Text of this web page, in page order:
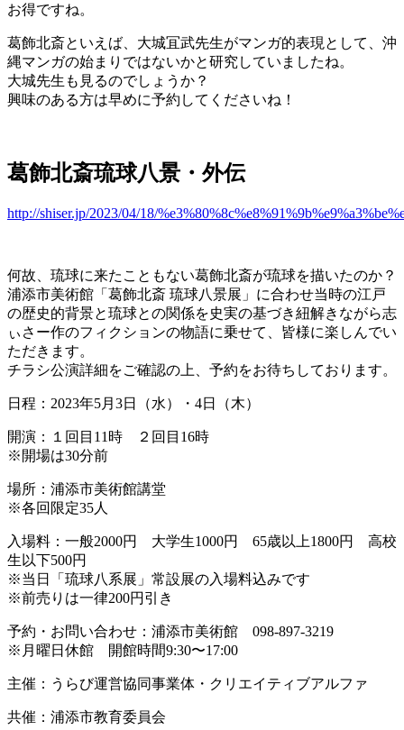
お得ですね。
葛飾北斎といえば、大城冝武先生がマンガ的表現として、沖
縄マンガの始まりではないかと研究していましたね。
大城先生も見るのでしょうか？
興味のある方は早めに予約してくださいね！
葛飾北斎琉球八景・外伝
http://shiser.jp/2023/04/18/
何故、琉球に来たこともない葛飾北斎が琉球を描いたのか？
浦添市美術館「葛飾北斎 琉球八景展」に合わせ当時の江戸
の歴史的背景と琉球との関係を史実の基づき紐解きながら志
ぃさー作のフィクションの物語に乗せて、皆様に楽しんでい
ただきます。
チラシ公演詳細をご確認の上、予約をお待ちしております。
日程：2023年5月3日（水）・4日（木）
開演：１回目11時 ２回目16時
※開場は30分前
場所：浦添市美術館講堂
※各回限定35人
入場料：一般2000円 大学生1000円 65歳以上1800円 高校
生以下500円
※当日「琉球八系展」常設展の入場料込みです
※前売りは一律200円引き
予約・お問い合わせ：浦添市美術館 098-897-3219
※月曜日休館 開館時間9:30〜17:00
主催：うらび運営協同事業体・クリエイティブアルファ
共催：浦添市教育委員会